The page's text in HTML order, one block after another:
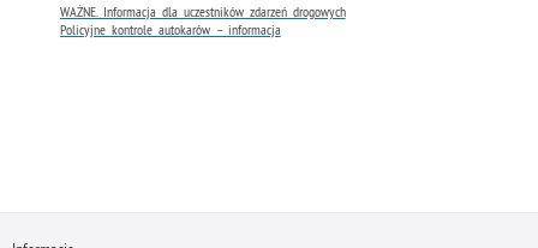
WAŻNE. Informacja dla uczestników zdarzeń drogowych
Policyjne kontrole autokarów – informacja